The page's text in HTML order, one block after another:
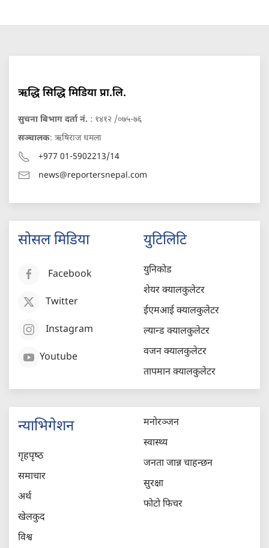
ऋद्धि सिद्धि मिडिया प्रा.लि.
सुचना बिभाग दर्ता नं. : १४१२ /०७५-७६
सञ्चालक: ऋषिराज धमला
+977 01-5902213/14
news@reportersnepal.com
सोसल मिडिया
Facebook
Twitter
Instagram
Youtube
युटिलिटि
युनिकोड
शेयर क्यालकुलेटर
ईएमआई क्यालकुलेटर
ल्यान्ड क्यालकुलेटर
वजन क्यालकुलेटर
तापमान क्यालकुलेटर
न्याभिगेशन
गृहपृष्‍ठ
समाचार
अर्थ
खेलकुद
विश्व
मनोरञ्जन
स्वास्थ्य
जनता जान्न चाहन्छन
सुरक्षा
फोटो फिचर